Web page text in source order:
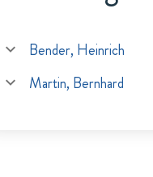
Bender, Heinrich
Martin, Bernhard